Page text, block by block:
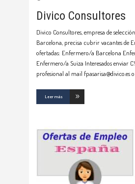
Divico Consultores
Divico Consultores, empresa de
Barcelona, precisa cubrir vacantes de
ofertadas: Enfermero/a Barcelona
Enfermero/a Suiza Interesados enviar
profesional al mail fpasarisa@divico.es
Leer más